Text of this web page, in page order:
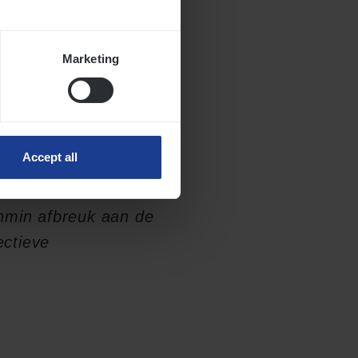
Marketing
Accept all
een
houden met
dat ze “niet de
inzake
afbreuk aan de